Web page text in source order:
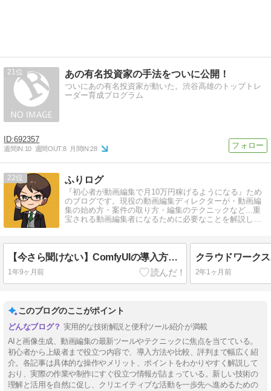
21 あの有名投資家の手法をついに公開！
ついにあの有名投資家が動いた。渋谷高雄のトップトレ
ーダー育成プログラム
692357
週間IN:10 週間OUT:8 月間IN:28
22 ふりログ
『初心者が動画編集で月10万円稼げるようになる』ため
のブログです。現役の動画編集ディレクターが・動画編
集の始め方・案件の取り方・編集のテクニックなど...重
宝される動画編集者になるために必要なことを解説して
【今さら聞けない】ComfyUIの導入方法を解説！
1年9ヶ月前 2年1ヶ月前
このブログのここがポイント
実用的な技術解説と便利ツール紹介が満載
AIと画像生成、動画編集の最新ツールやテクニックに焦点を当てている。
初心者から上級者まで役立つ内容で、導入方法や比較、評判まで幅広く紹
介。各記事は具体的な操作やメリット、ポイントをわかりやすく解説して
おり、実際の作業や制作にすぐ役立つ情報が詰まっている。新しい技術の
理解と活用を自然に促し、クリエイティブな活動を一歩先へ進めるための